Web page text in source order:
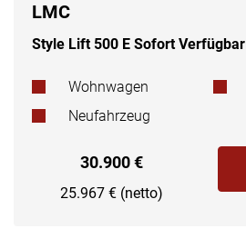
LMC
Style Lift 500 E Sofort Verfügbar
Wohnwagen
Neufahrzeug
30.900 €
25.967 € (netto)